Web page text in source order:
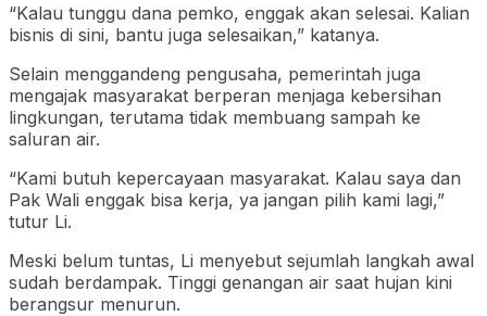
“Kalau tunggu dana pemko, enggak akan selesai. Kalian
bisnis di sini, bantu juga selesaikan,” katanya.
Selain menggandeng pengusaha, pemerintah juga
mengajak masyarakat berperan menjaga kebersihan
lingkungan, terutama tidak membuang sampah ke
saluran air.
“Kami butuh kepercayaan masyarakat. Kalau saya dan
Pak Wali enggak bisa kerja, ya jangan pilih kami lagi,”
tutur Li.
Meski belum tuntas, Li menyebut sejumlah langkah awal
sudah berdampak. Tinggi genangan air saat hujan kini
berangsur menurun.